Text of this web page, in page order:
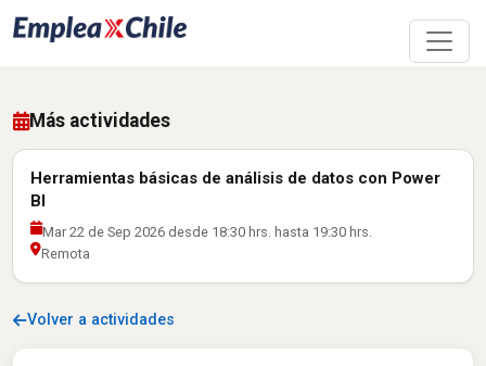
Volver a actividades
Más actividades
Herramientas básicas de análisis de datos con Power
BI
Mar 22 de Sep 2026 desde 18:30 hrs. hasta 19:30 hrs.
Remota